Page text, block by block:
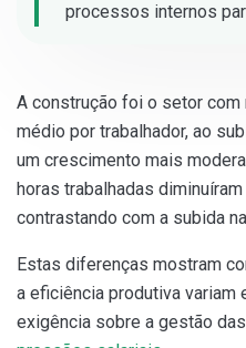
processos internos
A construção foi o setor com
médio por trabalhador, ao
um crescimento mais
horas trabalhadas
contrastando com a subida
Estas diferenças mostram
a eficiência produtiva variam
exigência sobre a gestão